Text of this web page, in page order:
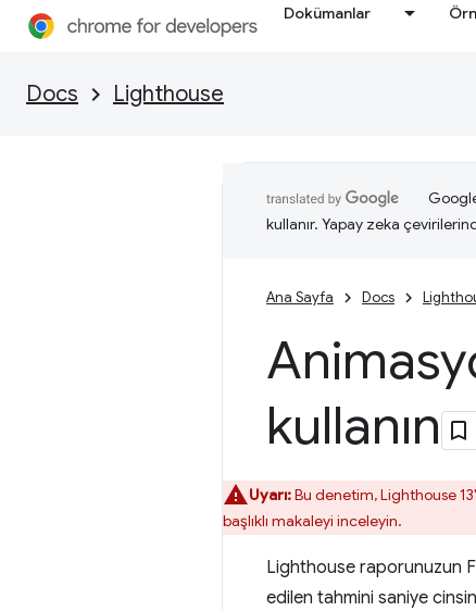
Dokümanlar
Docs Lighthouse
kullanır. Yapay zeka
Ana Sayfa Docs
kullanın
Uyarı:Bu denetim, Lighthouse
başlıklı makaleyi inceleyin.
Lighthouse raporunuzun
edilen tahmini saniye